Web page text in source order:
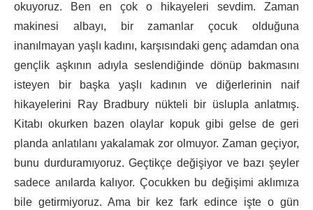
okuyoruz. Ben en çok o hikayeleri sevdim. Zaman
makinesi albayı, bir zamanlar çocuk olduğuna
inanılmayan yaşlı kadını, karşısındaki genç adamdan ona
gençlik aşkının adıyla seslendiğinde dönüp bakmasını
isteyen bir başka yaşlı kadının ve diğerlerinin naif
hikayelerini Ray Bradbury nükteli bir üslupla anlatmış.
Kitabı okurken bazen olaylar kopuk gibi gelse de geri
planda anlatılanı yakalamak zor olmuyor. Zaman geçiyor,
bunu durduramıyoruz. Geçtikçe değişiyor ve bazı şeyler
sadece anılarda kalıyor. Çocukken bu değişimi aklımıza
bile getirmiyoruz. Ama bir kez fark edince işte o gün